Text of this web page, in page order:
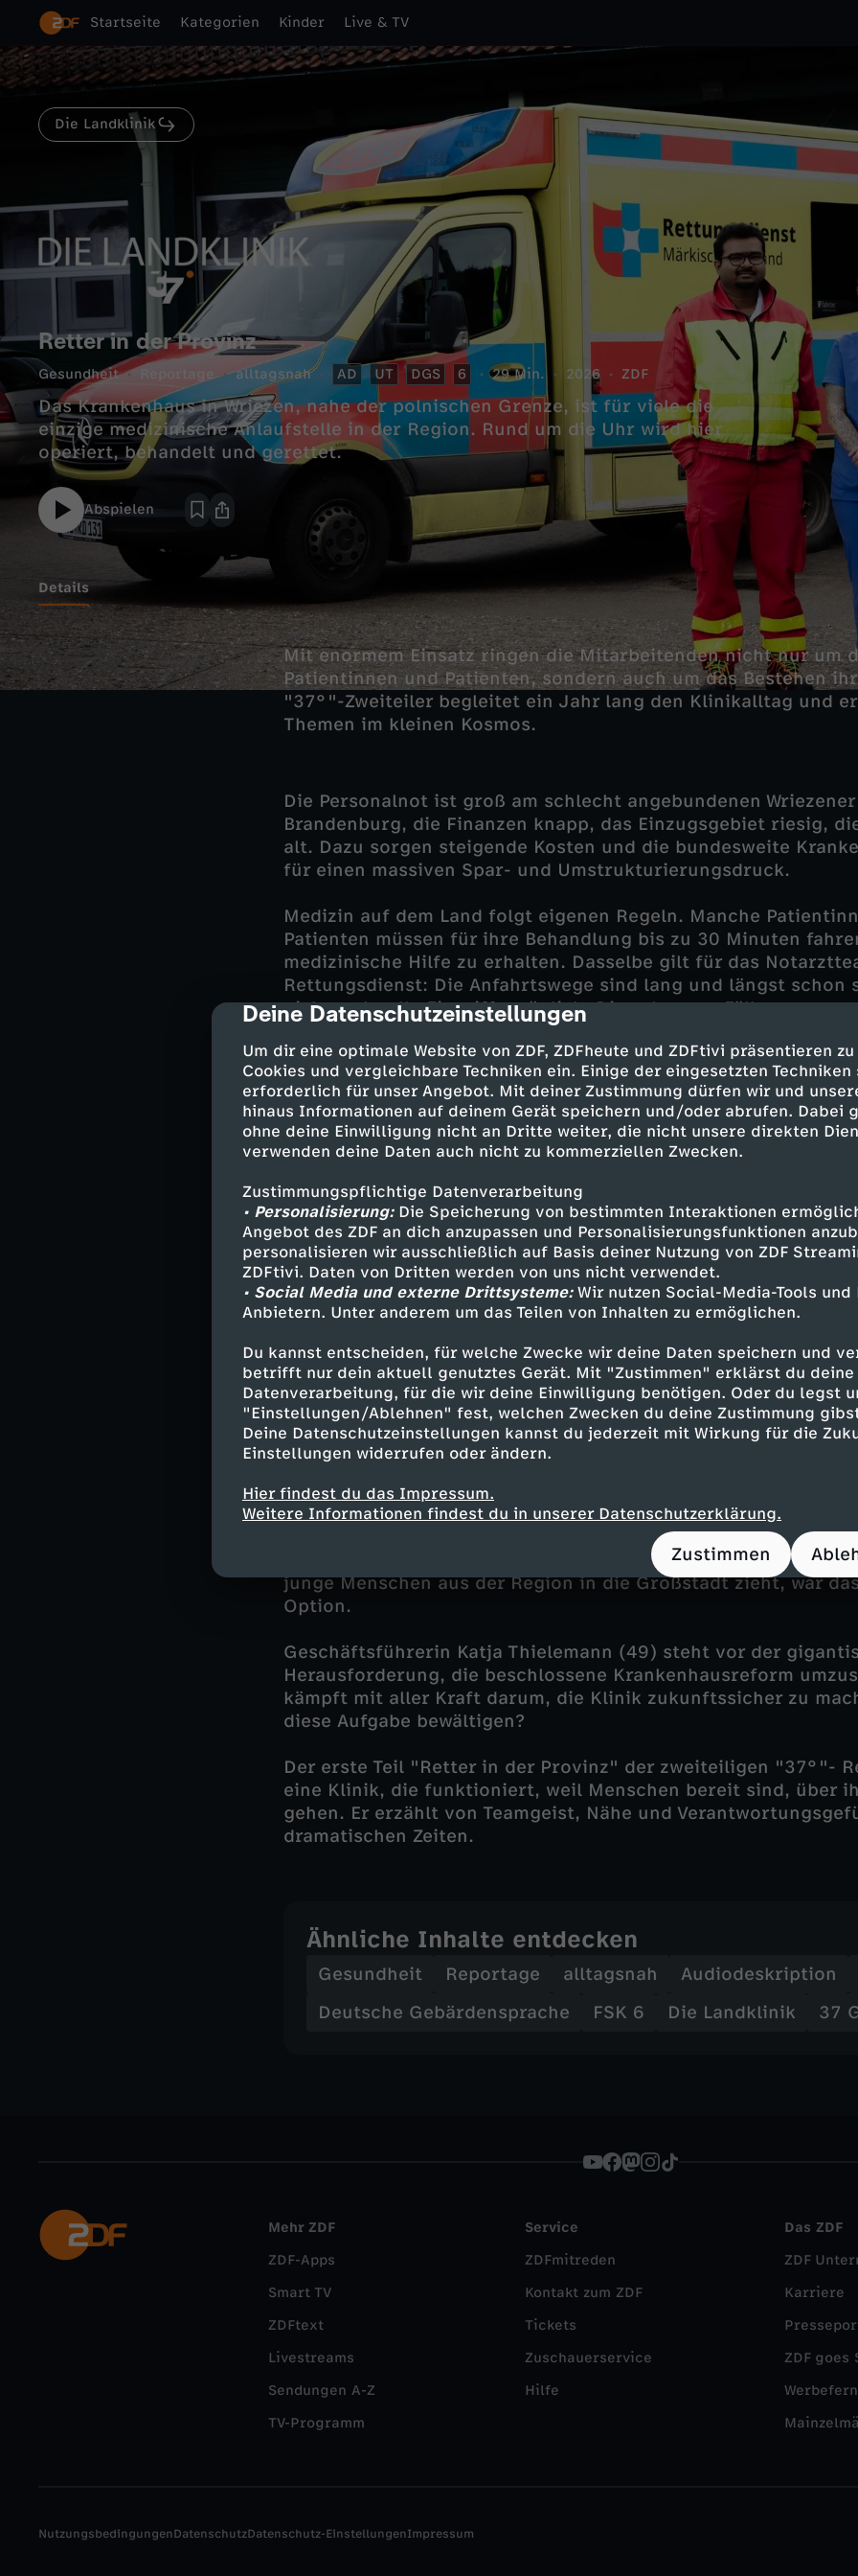
cmp-dialog-description
Deine Datenschutzeinstellungen
Um dir eine optimale Website von ZDF, ZDFheute und ZDFtivi präsentieren
Cookies und vergleichbare Techniken ein. Einige der eingesetzten
erforderlich für unser Angebot. Mit deiner Zustimmung dürfen wir und
hinaus Informationen auf deinem Gerät speichern und/oder abrufen. Dabei
ohne deine Einwilligung nicht an Dritte weiter, die nicht unsere direkten
verwenden deine Daten auch nicht zu kommerziellen Zwecken.
Zustimmungspflichtige Datenverarbeitung
• Personalisierung:Die Speicherung von bestimmten Interaktionen
Angebot des ZDF an dich anzupassen und Personalisierungsfunktionen
personalisieren wir ausschließlich auf Basis deiner Nutzung von ZDF
ZDFtivi. Daten von Dritten werden von uns nicht verwendet.
• Social Media und externe Drittsysteme:Wir nutzen Social-Media-Tools und
Anbietern. Unter anderem um das Teilen von Inhalten zu ermöglichen.
Du kannst entscheiden, für welche Zwecke wir deine Daten speichern und
betrifft nur dein aktuell genutztes Gerät. Mit "Zustimmen" erklärst du deine
Datenverarbeitung, für die wir deine Einwilligung benötigen. Oder du legst
"Einstellungen/Ablehnen" fest, welchen Zwecken du deine Zustimmung
Deine Datenschutzeinstellungen kannst du jederzeit mit Wirkung für die
Einstellungen widerrufen oder ändern.
Hier findest du das Impressum.
Weitere Informationen findest du in unserer Datenschutzerklärung.
Zustimmen
Startseite Kategorien Kinder Live & TV
Die Landklinik
Retter in der Provinz
Gesundheit alltagsnah AD UT DGS 6 29 Min. 2026 ZDF
Das Krankenhaus in Wriezen, nahe der polnischen Grenze, ist für viele die
einzige medizinische Anlaufstelle in der Region. Rund um die Uhr wird hier
operiert, behandelt und gerettet.
Abspielen
Details
Mit enormem Einsatz ringen die Mitarbeitenden nicht nur um
Patientinnen und Patienten, sondern auch um das Bestehen
"37°"-Zweiteiler begleitet ein Jahr lang den Klinikalltag und
Themen im kleinen Kosmos.
Die Personalnot ist groß am schlecht angebundenen
Brandenburg, die Finanzen knapp, das Einzugsgebiet riesig,
alt. Dazu sorgen steigende Kosten und die bundesweite
für einen massiven Spar- und Umstrukturierungsdruck.
Medizin auf dem Land folgt eigenen Regeln. Manche
Patienten müssen für ihre Behandlung bis zu 30 Minuten
medizinische Hilfe zu erhalten. Dasselbe gilt für das
Rettungsdienst: Die Anfahrtswege sind lang und längst schon
nicht mehr alle Eingriffe möglich. Die schweren Fälle versorgt
Wilke (42) häufig nur notfallmäßig - und lässt sie dann, so
größere Häuser verlegen. Der Orthopäde und Unfallchirurg
Monat Notarzteinsätze - neben den stressigen 24-Stunden-
Station, im OP und in der Notaufnahme. Er ist selbst hier
hat zwei Kinder – und er hat sich bewusst für die Arbeit in der
entschieden.
Die leitende Anästhesie-Schwester Birgit Matthes (61) ist die
Mitarbeiterin und so etwas wie die gute Seele des Hauses.
machte sie noch zu DDR-Zeiten. Birgit hat den Wandel des
miterlebt: von überschaubaren Abläufen hin zu einem von
Effizienz und Kostendruck geprägten Alltag.
Viszeralchirurgin, verheiratet und Mutter von zwei Kindern.
Jahren fährt sie außerdem als Notärztin Rettungseinsätze –
Stunden-Dienste übernehmen.
Ohne internationales Personal, wie die indischen
Puritipati (35) und Meghana Kurapati (30) würde der
funktionieren. - Wird das Ehepaar nach der Ausbildung in der
Die 24-jährige Janina Buhe machte direkt nach der Schule
Krankenhaus und arbeitet jetzt in der Rettungsstelle.
junge Menschen aus der Region in die Großstadt zieht, war
Option.
Geschäftsführerin Katja Thielemann (49) steht vor der
Herausforderung, die beschlossene Krankenhausreform
kämpft mit aller Kraft darum, die Klinik zukunftssicher zu
diese Aufgabe bewältigen?
Der erste Teil "Retter in der Provinz" der zweiteiligen "37°"-
eine Klinik, die funktioniert, weil Menschen bereit sind, über
gehen. Er erzählt von Teamgeist, Nähe und
dramatischen Zeiten.
Ähnliche Inhalte entdecken
Gesundheit Reportage alltagsnah Audiodeskription
Deutsche Gebärdensprache
FSK 6 Die Landklinik 37
Mehr ZDF
ZDF-Apps
Smart TV
ZDFtext
Livestreams
Sendungen A-Z
TV-Programm
Service
ZDFmitreden
Kontakt zum ZDF
Tickets
Zuschauerservice
Hilfe
Das ZDF
ZDF
Karriere
ZDF goes
NutzungsbedingungenDatenschutzDatenschutz-EinstellungenImpressum